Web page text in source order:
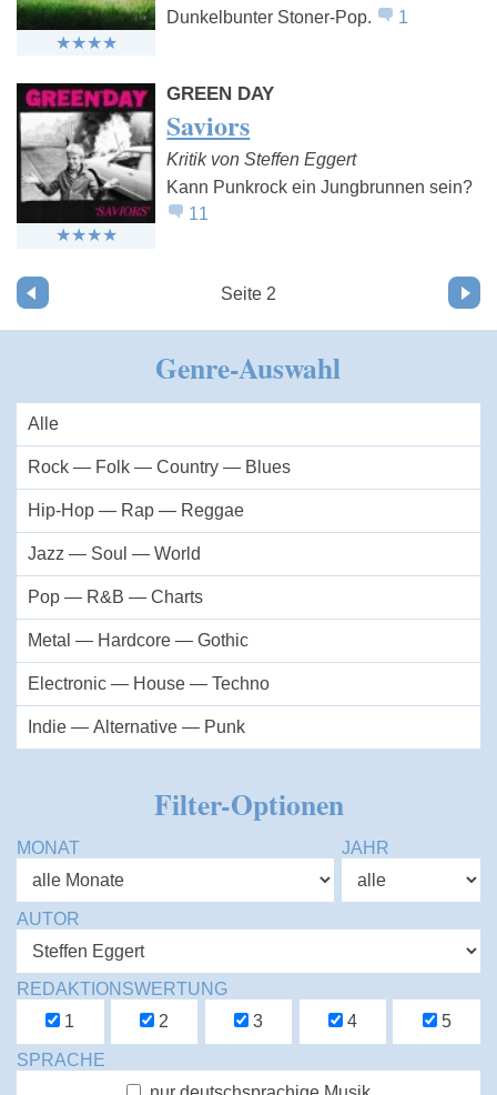
Dunkelbunter Stoner-Pop.
1
GREEN DAY
Saviors
Kritik von Steffen Eggert
Kann Punkrock ein Jungbrunnen sein?
11
Seite 2
Vor
Genre-Auswahl
Alle
Rock — Folk — Country — Blues
Hip-Hop — Rap — Reggae
Jazz — Soul — World
Pop — R&B — Charts
Metal — Hardcore — Gothic
Electronic — House — Techno
Indie — Alternative — Punk
Filter-Optionen
MONAT JAHR
AUTOR
REDAKTIONSWERTUNG
1
2 3 4 5
SPRACHE